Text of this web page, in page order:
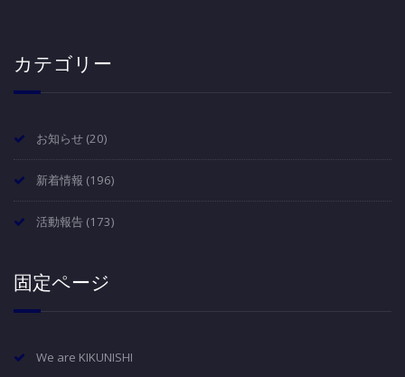
カテゴリー
お知らせ (20)
新着情報 (196)
活動報告 (173)
固定ページ
We are KIKUNISHI